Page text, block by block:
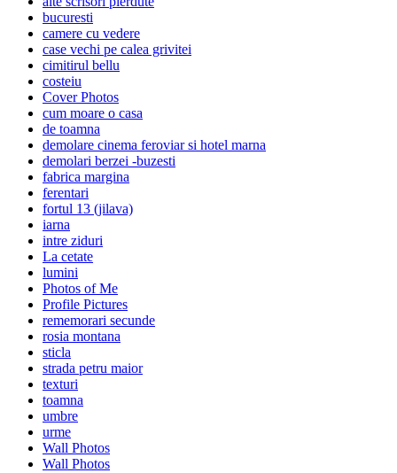
bucuresti
camere cu vedere
case vechi pe calea grivitei
cimitirul bellu
costeiu
Cover Photos
cum moare o casa
de toamna
demolare cinema feroviar si hotel marna
demolari berzei -buzesti
fabrica margina
ferentari
fortul 13 (jilava)
iarna
intre ziduri
La cetate
lumini
Photos of Me
Profile Pictures
rememorari secunde
rosia montana
sticla
strada petru maior
texturi
toamna
umbre
urme
Wall Photos
Wall Photos